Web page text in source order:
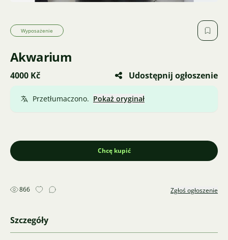
Wyposażenie
Akwarium
4000 Kč Udostępnij ogłoszenie
Przetłumaczono. Pokaż oryginał
Chcę kupić
866 Zgłoś ogłoszenie
Szczegóły